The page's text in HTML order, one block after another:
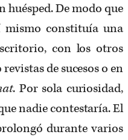
huésped. De modo que
mismo constituía una
con los otros
de sucesos o en
. Por sola curiosidad,
nadie contestaría. El
durante varios